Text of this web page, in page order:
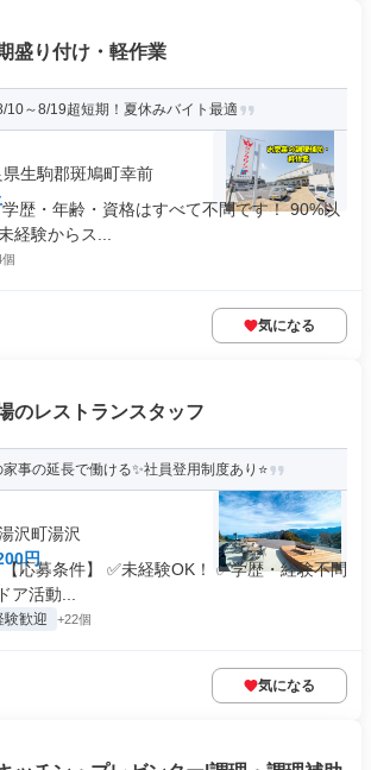
盛り付け・軽作業
10～8/19超短期！夏休みバイト最適
生駒郡斑鳩町幸前
歴・年齢・資格はすべて不問です！ 90%以
経験からス...
気になる
のレストランスタッフ
事の延長で働ける✨社員登用制度あり⭐
沢町湯沢
円
応募条件】 ✅未経験OK！ ✅学歴・経験不問
ア活動...
験歓迎 +22個
気になる